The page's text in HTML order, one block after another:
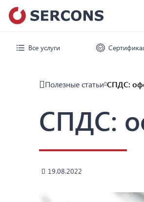
Все услуги
Полезные статьи СПДС:
СПДС:
19.08.2022